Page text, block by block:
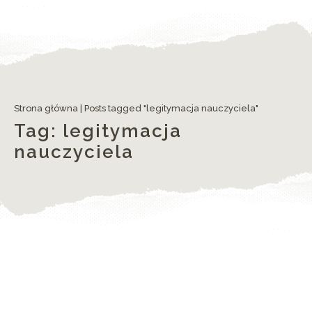
Strona główna Posts tagged "legitymacja nauczyciela"
Tag: legitymacja
nauczyciela